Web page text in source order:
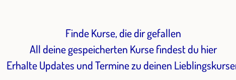
Finde Kurse, die dir gefallen
All deine gespeicherten Kurse findest du hier
Erhalte Updates und Termine zu deinen